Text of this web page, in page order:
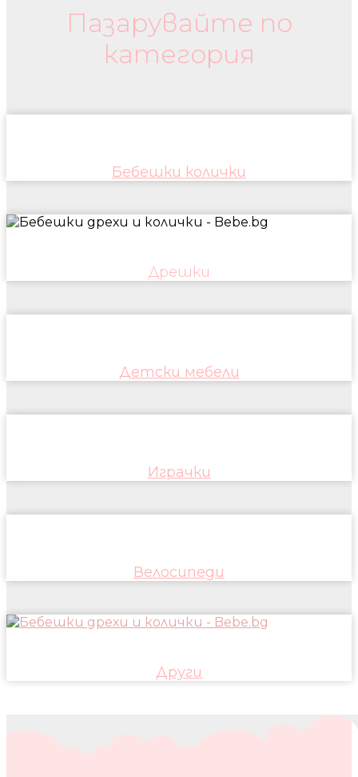
Пазарувайте по
категория
Бебешки колички
Дрешки
Детски мебели
Играчки
Велосипеди
Други